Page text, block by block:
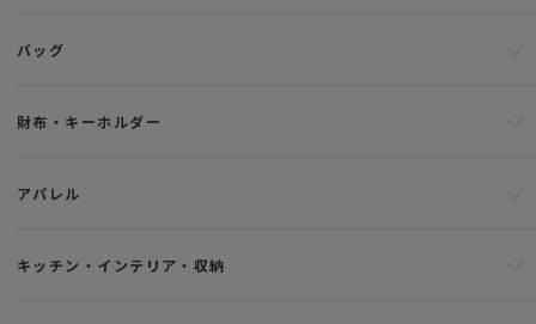
バッグ
財布・キーホルダー
アパレル
キッチン・インテリア・収納